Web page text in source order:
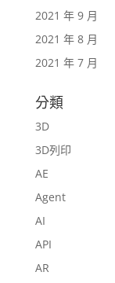
2021 年 9 月
2021 年 8 月
2021 年 7 月
分類
3D
3D列印
AE
Agent
AI
API
AR